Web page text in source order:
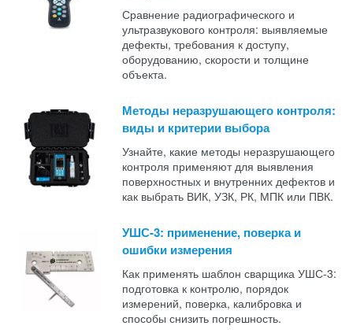
Сравнение радиографического и
ультразвукового контроля: выявляемые
дефекты, требования к доступу,
оборудованию, скорости и толщине
объекта.
Методы неразрушающего контроля:
виды и критерии выбора
Узнайте, какие методы неразрушающего
контроля применяют для выявления
поверхностных и внутренних дефектов и
как выбрать ВИК, УЗК, РК, МПК или ПВК.
УШС-3: применение, поверка и
ошибки измерения
Как применять шаблон сварщика УШС-3:
подготовка к контролю, порядок
измерений, поверка, калибровка и
способы снизить погрешность.